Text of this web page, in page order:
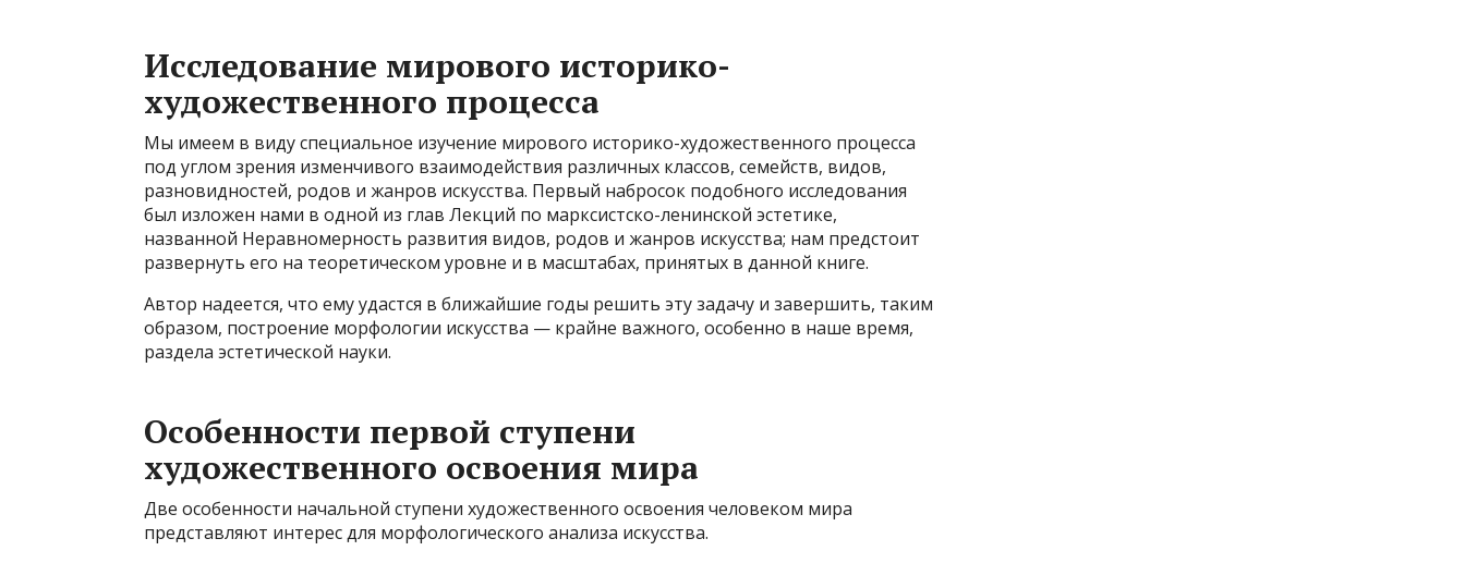
Исследование мирового историко-
художественного процесса
Мы имеем в виду специальное изучение мирового историко-художественного процесса
под углом зрения изменчивого взаимодействия различных классов, семейств, видов,
разновидностей, родов и жанров искусства. Первый набросок подобного исследования
был изложен нами в одной из глав Лекций по марксистско-ленинской эстетике,
названной Неравномерность развития видов, родов и жанров искусства; нам предстоит
развернуть его на теоретическом уровне и в масштабах, принятых в данной книге.
Автор надеется, что ему удастся в ближайшие годы решить эту задачу и завершить, таким
образом, построение морфологии искусства — крайне важного, особенно в наше время,
раздела эстетической науки.
Особенности первой ступени
художественного освоения мира
Две особенности начальной ступени художественного освоения человеком мира
представляют интерес для морфологического анализа искусства.